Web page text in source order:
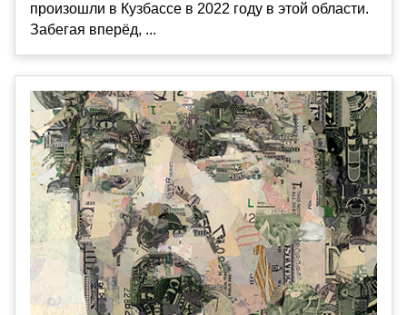
произошли в Кузбассе в 2022 году в этой области.
Забегая вперёд, ...